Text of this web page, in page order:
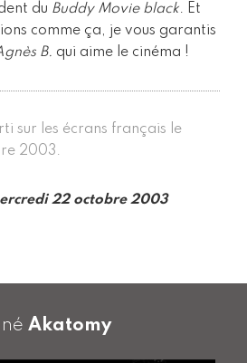
du Buddy Movie black. Et
comme ça, je vous garantis
B. qui aime le cinéma !
sur les écrans français le
2003.
22 octobre 2003
Akatomy